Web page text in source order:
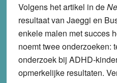
Volgens het artikel in de
resultaat van Jaeggi en
enkele malen met succes
noemt twee onderzoeken:
onderzoek bij ADHD-
opmerkelijke resultaten.